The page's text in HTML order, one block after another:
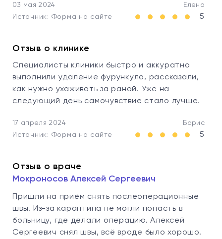
03 мая 2024
Елена
Источник: Форма на сайте
5
Отзыв о клинике
Специалисты клиники быстро и аккуратно
выполнили удаление фурункула, рассказали,
как нужно ухаживать за раной. Уже на
следующий день самочувствие стало лучше.
17 апреля 2024
Борис
Источник: Форма на сайте
5
Отзыв о враче
Мокроносов Алексей Сергеевич
Пришли на приём снять послеоперационные
швы. Из-за карантина не могли попасть в
больницу, где делали операцию. Алексей
Сергеевич снял швы, всё вроде было хорошо.